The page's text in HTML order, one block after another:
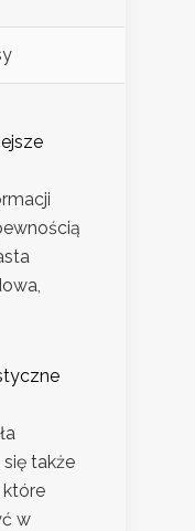
także
które
w